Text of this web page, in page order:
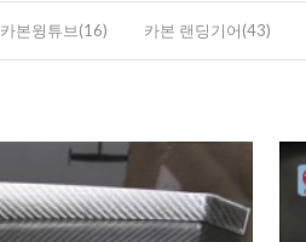
카본윙튜브(16) 카본 랜딩기어(43)